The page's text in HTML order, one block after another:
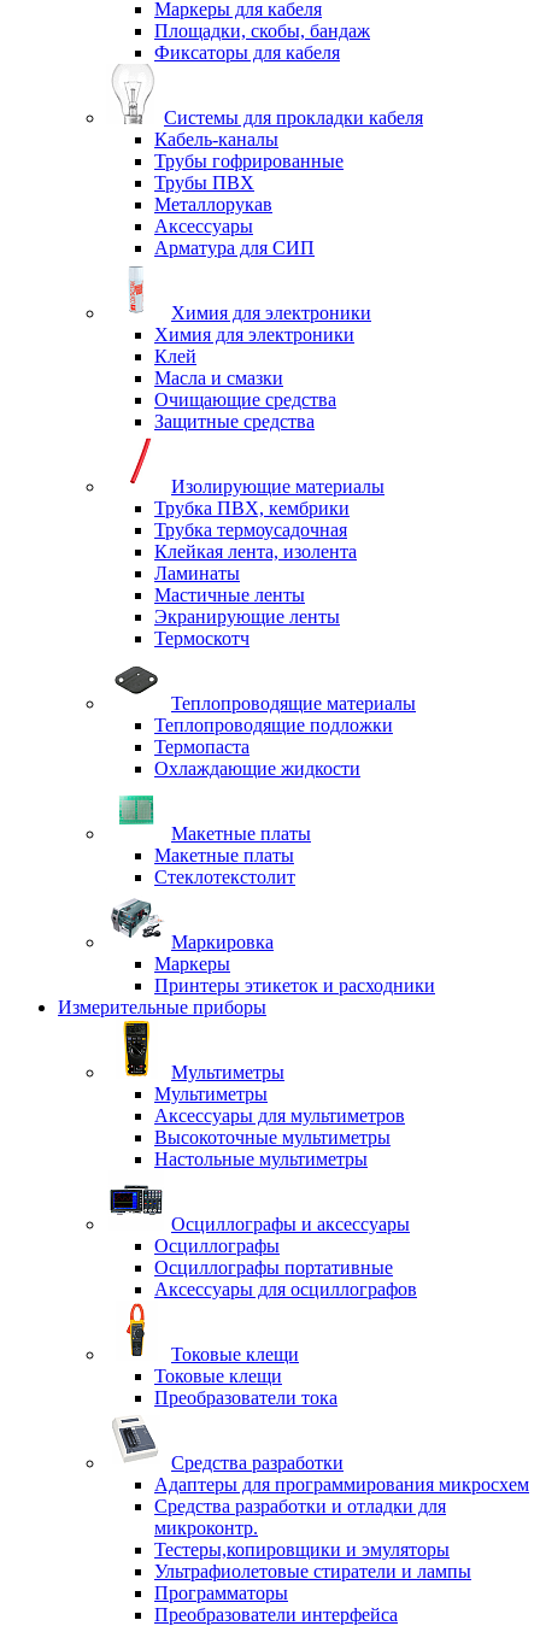
Маркеры для кабеля
Площадки, скобы, бандаж
Фиксаторы для кабеля
Системы для прокладки кабеля
Кабель-каналы
Трубы гофрированные
Трубы ПВХ
Металлорукав
Аксессуары
Арматура для СИП
Химия для электроники
Химия для электроники
Клей
Масла и смазки
Очищающие средства
Защитные средства
Изолирующие материалы
Трубка ПВХ, кембрики
Трубка термоусадочная
Клейкая лента, изолента
Ламинаты
Мастичные ленты
Экранирующие ленты
Термоскотч
Теплопроводящие материалы
Теплопроводящие подложки
Термопаста
Охлаждающие жидкости
Макетные платы
Макетные платы
Стеклотекстолит
Маркировка
Маркеры
Принтеры этикеток и расходники
Измерительные приборы
Мультиметры
Мультиметры
Аксессуары для мультиметров
Высокоточные мультиметры
Настольные мультиметры
Осциллографы и аксессуары
Осциллографы
Осциллографы портативные
Аксессуары для осциллографов
Токовые клещи
Токовые клещи
Преобразователи тока
Средства разработки
Адаптеры для программирования микросхем
Средства разработки и отладки для
микроконтр.
Тестеры,копировщики и эмуляторы
Ультрафиолетовые стиратели и лампы
Программаторы
Преобразователи интерфейса